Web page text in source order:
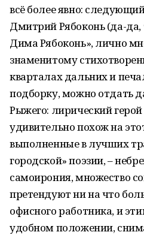
всё более явно:
Дмитрий Рябоконь (да-
Дима Рябоконь», лично
знаменитому
кварталах дальних и
подборку, можно отдать
Рыжего: лирический
удивительно похож на
выполненные в лучших
городской» поэзии, –
самоирония, множество
претендуют ни на что
офисного работника, и
удобном положении,